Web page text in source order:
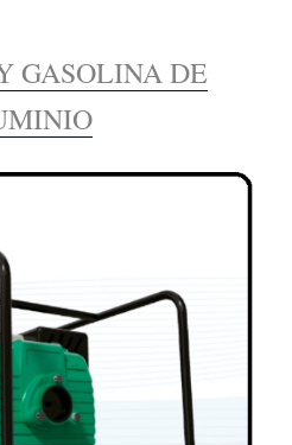
GASOLINA DE